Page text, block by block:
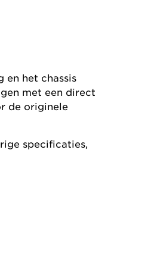
en het chassis
met een direct
de originele
specificaties,